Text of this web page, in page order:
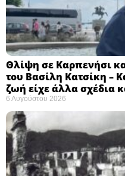
Θλίψη σε Καρπενήσι
του Βασίλη Κατσίκη –
ζωή είχε άλλα σχέδια
6 Αυγούστου 2026